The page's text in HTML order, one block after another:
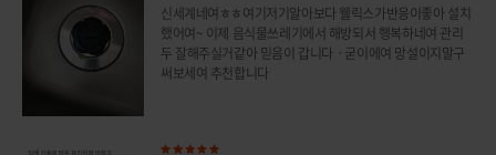
신세계네여ㅎㅎ여기저기알아보다 웰릭스가반응이좋아 설치
했어여~ 이제 음식물쓰레기에서 해방되서 행복하네여 관리
두 잘해주실거같아 믿음이 갑니다ㆍ굳이에여 망설이지말구
써보세여 추천합니다